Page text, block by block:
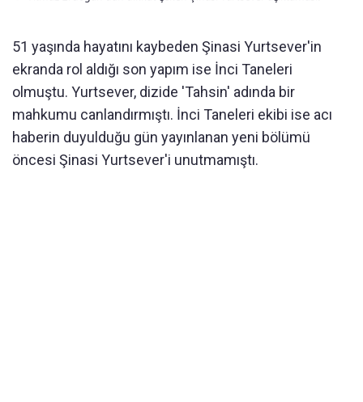
51 yaşında hayatını kaybeden Şinasi Yurtsever'in
ekranda rol aldığı son yapım ise İnci Taneleri
olmuştu. Yurtsever, dizide 'Tahsin' adında bir
mahkumu canlandırmıştı. İnci Taneleri ekibi ise acı
haberin duyulduğu gün yayınlanan yeni bölümü
öncesi Şinasi Yurtsever'i unutmamıştı.